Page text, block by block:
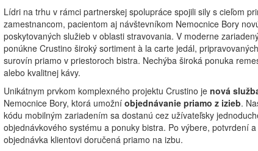
Lídri na trhu v rámci partnerskej spolupráce spojili sily s cieľom
zamestnancom, pacientom aj návštevníkom Nemocnice Bory
poskytovaných služieb v oblasti stravovania. V moderne
ponúkne Crustino široký sortiment à la carte jedál,
surovín priamo v priestoroch bistra. Nechýba široká ponuka
alebo kvalitnej kávy.
Unikátnym prvkom komplexného projektu Crustino je nová
Nemocnice Bory, ktorá umožní objednávanie priamo z izieb.
kódu mobilným zariadením sa dostanú cez užívateľsky
objednávkového systému a ponuky bistra. Po výbere, potvrdení
objednávka klientovi doručená priamo na izbu.